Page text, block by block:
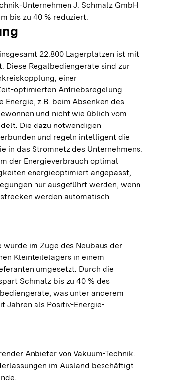
Unternehmen J. Schmalz GmbH
bis zu 40 % reduziert.
22.800 Lagerplätzen ist mit
Diese Regalbediengeräte sind zur
einer
optimierten Antriebsregelung
z.B. beim Absenken des
und nicht wie üblich vom
Die dazu notwendigen
und regeln intelligent die
in das Stromnetz des Unternehmens.
der Energieverbrauch optimal
energieoptimiert angepasst,
nur ausgeführt werden, wenn
werden automatisch
wurde im Zuge des Neubaus der
Kleinteilelagers in einem
umgesetzt. Durch die
Schmalz bis zu 40 % des
was unter anderem
Jahren als Positiv-Energie-
Anbieter von Vakuum-Technik.
im Ausland beschäftigt